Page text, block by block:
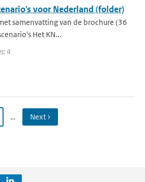
voor Nederland (folder)
samenvatting van de brochure (36
Het KN...
4
… Next ›